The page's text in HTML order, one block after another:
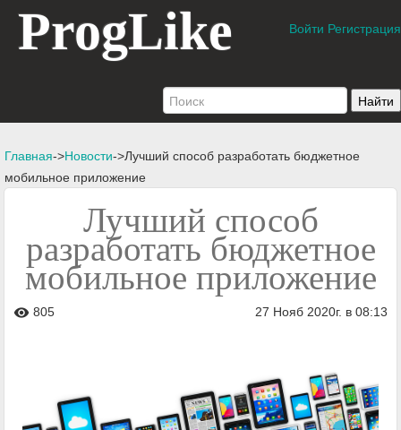
ProgLike Войти Регистрация
Главная->Новости->Лучший способ разработать бюджетное
мобильное приложение
Лучший способ
разработать бюджетное
мобильное приложение
visibility 805 27 Нояб 2020г. в 08:13